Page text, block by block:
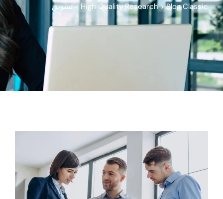
High Quality Research>Blog Classic
>تسويق